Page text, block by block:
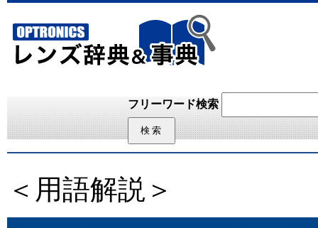
フリーワード検索
＜用語解説＞